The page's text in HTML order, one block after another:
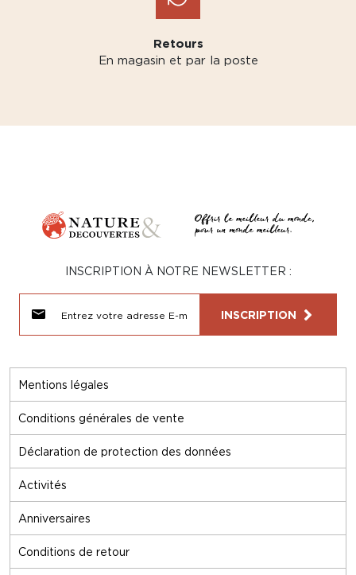
Retours
En magasin et par la poste
Mentions légales
Conditions générales de vente
Déclaration de protection des données
Activités
Anniversaires
Conditions de retour
INSCRIPTION À NOTRE NEWSLETTER :
INSCRIPTION